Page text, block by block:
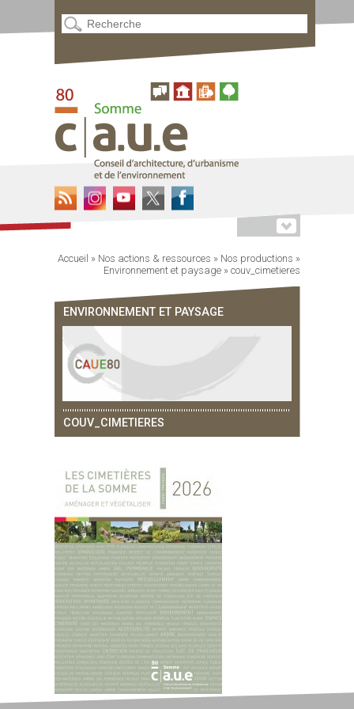
Accueil » Nos actions & ressources » Nos productions »
Environnement et paysage» couv_cimetieres
ENVIRONNEMENT ET PAYSAGE
COUV_CIMETIERES